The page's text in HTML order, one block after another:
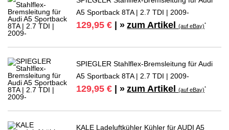
A5 Sportback 8TA | 2.7 TDI | 2009-
129,95 € | » zum Artikel(auf eBay)*
SPIEGLER Stahlflex-Bremsleitung für Audi
A5 Sportback 8TA | 2.7 TDI | 2009-
129,95 € | » zum Artikel(auf eBay)*
KALE Ladeluftkühler Kühler für AUDI A5